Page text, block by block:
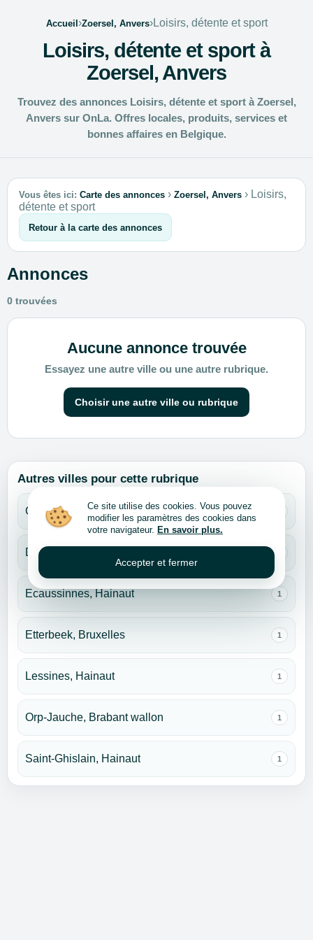
Accueil›Zoersel, Anvers›Loisirs, détente et sport
Loisirs, détente et sport à
Zoersel, Anvers
Trouvez des annonces Loisirs, détente et sport à Zoersel,
Anvers sur OnLa. Offres locales, produits, services et
bonnes affaires en Belgique.
Vous êtes ici: Carte des annonces › Zoersel, Anvers › Loisirs,
détente et sport
Retour à la carte des annonces
Annonces
0 trouvées
Aucune annonce trouvée
Essayez une autre ville ou une autre rubrique.
Choisir une autre ville ou rubrique
Autres villes pour cette rubrique
Charleroi, Hainaut
Dilbeek, Brabant flamand
Ecaussinnes, Hainaut 1
Etterbeek, Bruxelles 1
Lessines, Hainaut 1
Orp-Jauche, Brabant wallon 1
Saint-Ghislain, Hainaut 1
Ce site utilise des cookies. Vous pouvez
modifier les paramètres des cookies dans
votre navigateur. En savoir plus.
Accepter et fermer